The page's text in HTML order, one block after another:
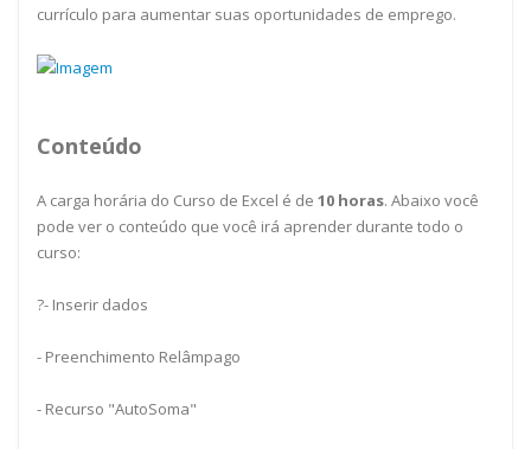
currículo para aumentar suas oportunidades de emprego.
Conteúdo
A carga horária do Curso de Excel é de 10 horas. Abaixo você
pode ver o conteúdo que você irá aprender durante todo o
curso:
?- Inserir dados
- Preenchimento Relâmpago
- Recurso "AutoSoma"